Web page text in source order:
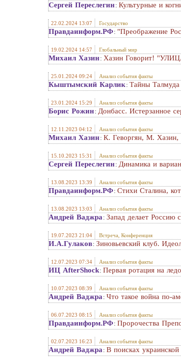
Сергей Переслегин: Культурные и
22.02.2024 13:07 Государство
Правдаинформ.РФ: "Преображение
19.02.2024 14:57 Глобальный мир
Михаил Хазин: Хазин Говорит!
25.01.2024 09:24 Анализ события факты
Кыштымский Карлик : Тайны Талмуда
23.01.2024 15:29 Анализ события факты
Борис Рожин: Донбасс. Истерзанное
12.11.2023 04:12 Анализ события факты
Михаил Хазин: К. Геворгян, М. Хазин,
15.10.2023 15:31 Анализ события факты
Сергей Переслегин: Динамика и
13.08.2023 13:39 Анализ события факты
Правдаинформ.РФ: Стихи Сталина,
13.08.2023 13:03 Анализ события факты
Андрей Ваджра : Запад делает Россию
19.07.2023 21:04 Встреча, Конференция
И.А.Гулаков: Зиновьевский клуб.
12.07.2023 07:34 Анализ события факты
ИЦ AfterShock: Первая ротация на
10.07.2023 08:39 Анализ события факты
Андрей Ваджра : Что такое война по-
06.07.2023 08:15 Анализ события факты
Правдаинформ.РФ: Пророчества
02.07.2023 16:23 Анализ события факты
Андрей Ваджра : В поисках украинской